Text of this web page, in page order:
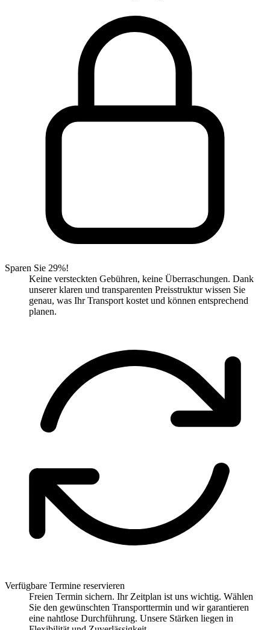
Sparen Sie 29%!
Keine versteckten Gebühren, keine Überraschungen. Dank
unserer klaren und transparenten Preisstruktur wissen Sie
genau, was Ihr Transport kostet und können entsprechend
planen.
Verfügbare Termine reservieren
Freien Termin sichern. Ihr Zeitplan ist uns wichtig. Wählen
Sie den gewünschten Transporttermin und wir garantieren
eine nahtlose Durchführung. Unsere Stärken liegen in